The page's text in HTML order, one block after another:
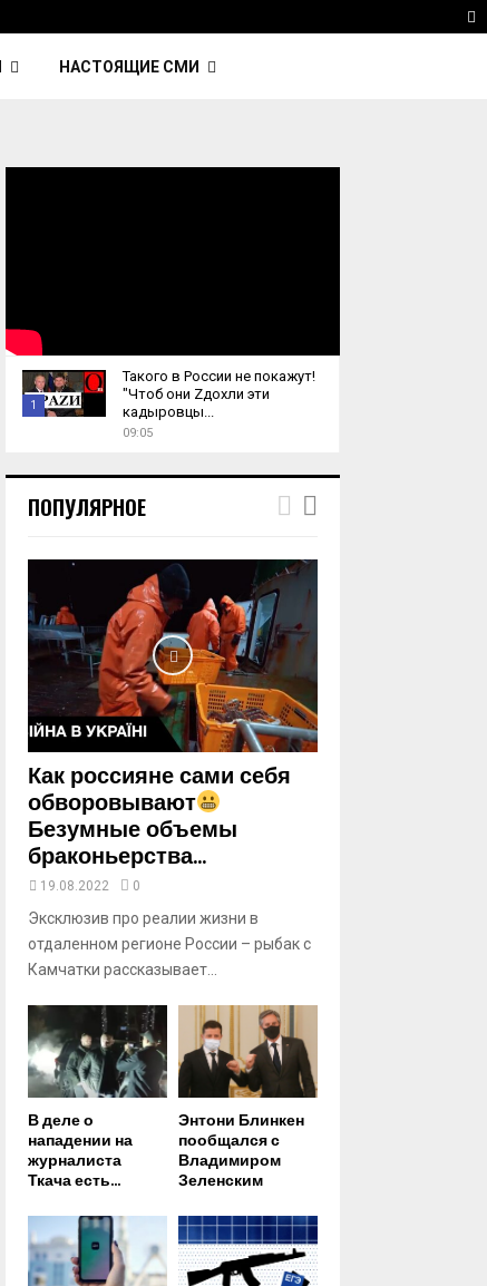
НАСТОЯЩИЕ СМИ
1
u
m
u
b
e
Такого в России не покажут!
"Чтоб они Zдохли эти
кадыровцы...
09:05
ПОПУЛЯРНОЕ
Как россияне сами себя
обворовывают
Безумные объемы
браконьерства...
19.08.2022 0
Эксклюзив про реалии жизни в
отдаленном регионе России – рыбак с
Камчатки рассказывает...
В деле о
нападении на
журналиста
Ткача есть...
Энтони Блинкен
пообщался с
Владимиром
Зеленским